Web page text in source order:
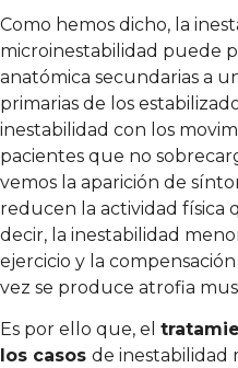
Como hemos dicho, la
microinestabilidad puede
anatómica secundarias a
primarias de los
inestabilidad con los
pacientes que no
vemos la aparición de
reducen la actividad física
decir, la inestabilidad
ejercicio y la
vez se produce atrofia
Es por ello que, el
los casos de inestabilidad